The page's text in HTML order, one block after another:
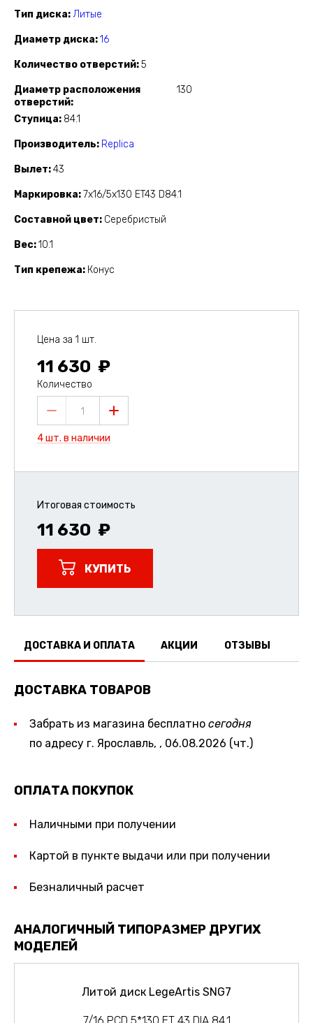
Тип диска Литые
Диаметр диска 16
Количество отверстий 5
Диаметр расположения
отверстий
130
Ступица 84.1
Производитель Replica
Вылет 43
Маркировка 7x16/5x130 ET43 D84.1
Составной цвет Серебристый
Вес 10.1
Тип крепежа Конус
Цена за 1 шт.
11 630
Количество
1
4 шт. в наличии
Итоговая стоимость
11 630
КУПИТЬ
ДОСТАВКА И ОПЛАТА АКЦИИ ОТЗЫВЫ
ДОСТАВКА ТОВАРОВ
Забрать из магазина бесплатно сегодня
по адресу г. Ярославль, , 06.08.2026 (чт.)
ОПЛАТА ПОКУПОК
Наличными при получении
Картой в пункте выдачи или при получении
Безналичный расчет
АНАЛОГИЧНЫЙ ТИПОРАЗМЕР ДРУГИХ
МОДЕЛЕЙ
Литой диск LegeArtis SNG7
7/16 PCD 5*130 ET 43 DIA 84.1